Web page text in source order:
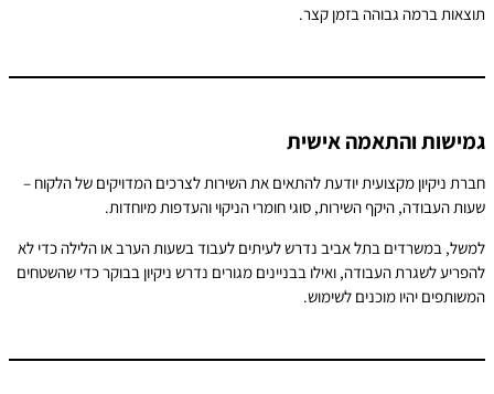
ברמה גבוהה בזמן קצר.
והתאמה אישית
ניקיון מקצועית יודעת להתאים את השירות לצרכים המדויקים של הלקוח –
העבודה, היקף השירות, סוגי חומרי הניקוי והעדפות מיוחדות.
במשרדים בתל אביב נדרש לעיתים לעבוד בשעות הערב או הלילה כדי לא
לשגרת העבודה, ואילו בבניינים מגורים נדרש ניקיון בבוקר כדי שהשטחים
יהיו מוכנים לשימוש.